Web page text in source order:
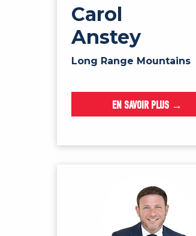
Carol
Anstey
Long Range Mountains
EN SAVOIR PLUS →